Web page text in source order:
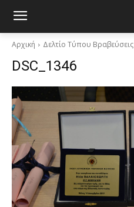
Αρχική Δελτίο Τύπου
DSC_1346